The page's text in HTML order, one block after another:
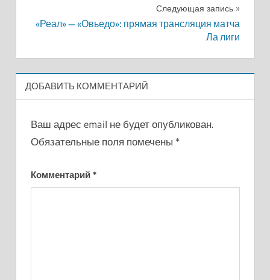
Следующая запись
«Реал» — «Овьедо»: прямая трансляция матча
Ла лиги
ДОБАВИТЬ КОММЕНТАРИЙ
Ваш адрес email не будет опубликован.
Обязательные поля помечены *
Комментарий *